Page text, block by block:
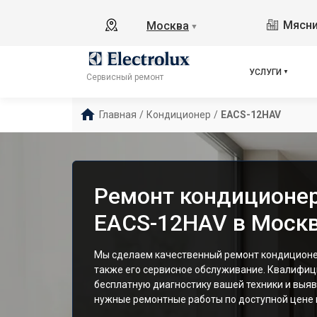
Москва ▼
Сервисный ремонт
УСЛУГИ
Главная / Кондиционер / EACS-12HAV
Ремонт
EACS-12HAV в
Мы сделаем качественный ремонт
также его сервисное обслуживание.
бесплатную диагностику вашей техники и
нужные ремонтные работы по доступной цене